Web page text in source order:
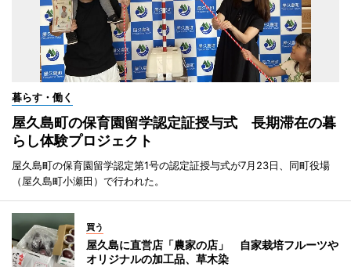
暮らす・働く
屋久島町の保育園留学認定証授与式 長期滞在の暮
らし体験プロジェクト
屋久島町の保育園留学認定第1号の認定証授与式が7月23日、同町役場
（屋久島町小瀬田）で行われた。
買う
屋久島に直営店「農家の店」 自家栽培フルーツや
オリジナルの加工品、草木染